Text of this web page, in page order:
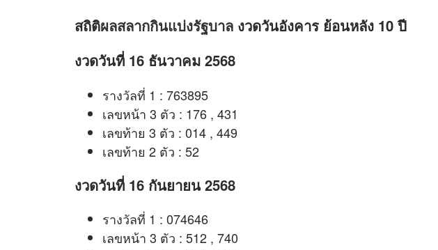
สถิติผลสลากกินแบ่งรัฐบาล งวดวันอังคาร ย้อนหลัง 10 ปี
งวดวันที่ 16 ธันวาคม 2568
รางวัลที่ 1 : 763895
เลขหน้า 3 ตัว : 176 , 431
เลขท้าย 3 ตัว : 014 , 449
เลขท้าย 2 ตัว : 52
งวดวันที่ 16 กันยายน 2568
รางวัลที่ 1 : 074646
เลขหน้า 3 ตัว : 512 , 740